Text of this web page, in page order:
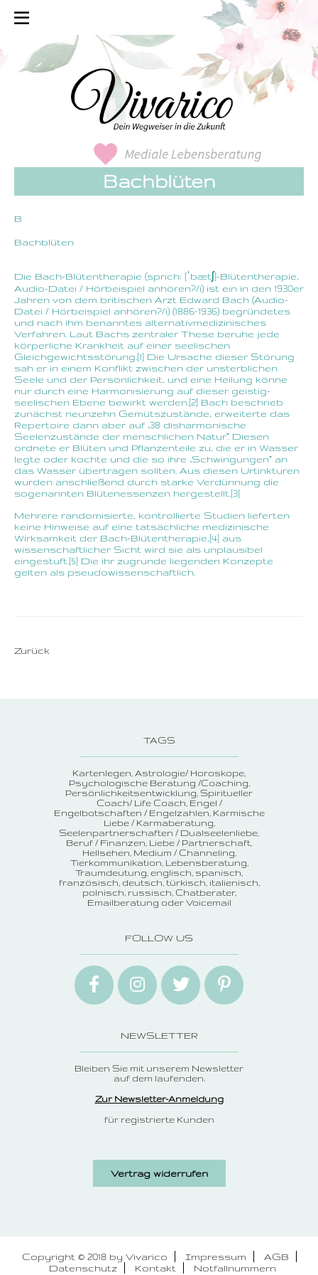
Bachblüten
B
Bachblüten
Die Bach-Blütentherapie (sprich: [ˈbætʃ]-Blütentherapie,
Audio-Datei / Hörbeispiel anhören?/i) ist ein in den 1930er
Jahren von dem britischen Arzt Edward Bach (Audio-
Datei / Hörbeispiel anhören?/i) (1886–1936) begründetes
und nach ihm benanntes alternativmedizinisches
Verfahren. Laut Bachs zentraler These beruhe jede
körperliche Krankheit auf einer seelischen
Gleichgewichtsstörung.[1] Die Ursache dieser Störung
sah er in einem Konflikt zwischen der unsterblichen
Seele und der Persönlichkeit, und eine Heilung könne
nur durch eine Harmonisierung auf dieser geistig-
seelischen Ebene bewirkt werden.[2] Bach beschrieb
zunächst neunzehn Gemütszustände, erweiterte das
Repertoire dann aber auf „38 disharmonische
Seelenzustände der menschlichen Natur“. Diesen
ordnete er Blüten und Pflanzenteile zu, die er in Wasser
legte oder kochte und die so ihre „Schwingungen“ an
das Wasser übertragen sollten. Aus diesen Urtinkturen
wurden anschließend durch starke Verdünnung die
sogenannten Blütenessenzen hergestellt.[3]
Mehrere randomisierte, kontrollierte Studien lieferten
keine Hinweise auf eine tatsächliche medizinische
Wirksamkeit der Bach-Blütentherapie,[4] aus
wissenschaftlicher Sicht wird sie als unplausibel
eingestuft.[5] Die ihr zugrunde liegenden Konzepte
gelten als pseudowissenschaftlich.
Zurück
TAGS
Kartenlegen Astrologie/ Horoskope
Psychologische Beratung /Coaching
Persönlichkeitsentwicklung Spiritueller
Coach/ Life Coach Engel /
Engelbotschaften / Engelzahlen Karmische
Liebe / Karmaberatung
Seelenpartnerschaften / Dualseelenliebe
Beruf / Finanzen Liebe / Partnerschaft
Hellsehen Medium / Channeling
Tierkommunikation Lebensberatung
Traumdeutung englisch, spanisch,
französisch, deutsch, türkisch, italienisch,
polnisch, russisch Chatberater
Emailberatung oder Voicemail
FOLLOW US
NEWSLETTER
Bleiben Sie mit unserem Newsletter
auf dem laufenden.
Zur Newsletter-Anmeldung
für registrierte Kunden
Vertrag widerrufen
Copyright © 2018 by Vivarico Impressum
AGB
Datenschutz
Kontakt Notfallnummern